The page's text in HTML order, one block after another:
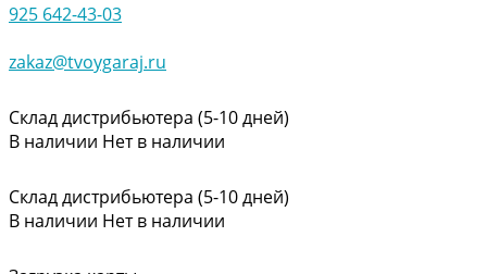
925 642-43-03
zakaz@tvoygaraj.ru
Склад дистрибьютера (5-10 дней)
В наличии Нет в наличии
Склад дистрибьютера (5-10 дней)
В наличии Нет в наличии